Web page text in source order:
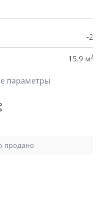
-2
15.9 м2
параметры
продано